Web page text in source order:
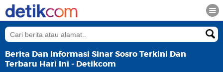
Berita Dan Informasi Sinar Sosro Terkini Dan
Terbaru Hari Ini - Detikcom